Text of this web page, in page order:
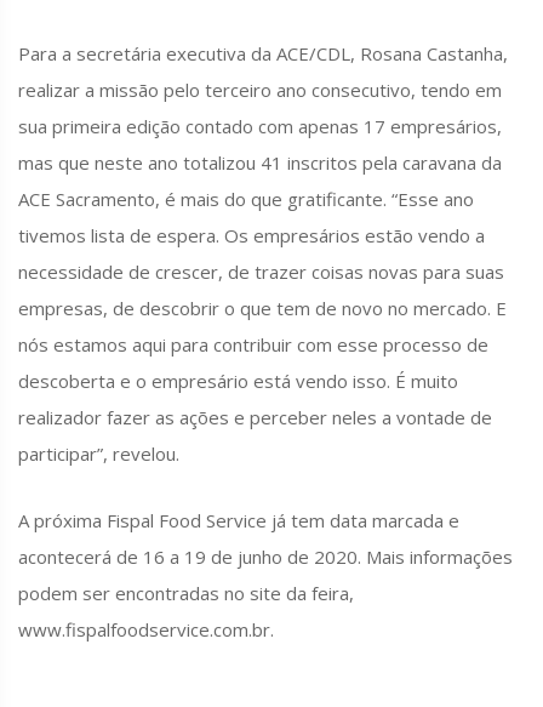
Para a secretária executiva da ACE/CDL, Rosana Castanha,
realizar a missão pelo terceiro ano consecutivo, tendo em
sua primeira edição contado com apenas 17 empresários,
mas que neste ano totalizou 41 inscritos pela caravana da
ACE Sacramento, é mais do que gratificante. “Esse ano
tivemos lista de espera. Os empresários estão vendo a
necessidade de crescer, de trazer coisas novas para suas
empresas, de descobrir o que tem de novo no mercado. E
nós estamos aqui para contribuir com esse processo de
descoberta e o empresário está vendo isso. É muito
realizador fazer as ações e perceber neles a vontade de
participar”, revelou.
A próxima Fispal Food Service já tem data marcada e
acontecerá de 16 a 19 de junho de 2020. Mais informações
podem ser encontradas no site da feira,
www.fispalfoodservice.com.br.